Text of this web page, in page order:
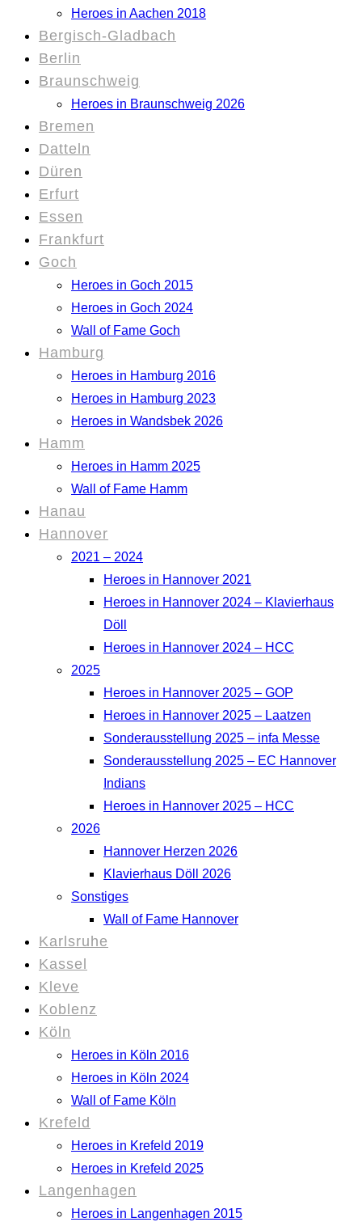
Heroes in Aachen 2018
Bergisch-Gladbach
Berlin
Braunschweig
Heroes in Braunschweig 2026
Bremen
Datteln
Düren
Erfurt
Essen
Frankfurt
Goch
Heroes in Goch 2015
Heroes in Goch 2024
Wall of Fame Goch
Hamburg
Heroes in Hamburg 2016
Heroes in Hamburg 2023
Heroes in Wandsbek 2026
Hamm
Heroes in Hamm 2025
Wall of Fame Hamm
Hanau
Hannover
2021 – 2024
Heroes in Hannover 2021
Heroes in Hannover 2024 – Klavierhaus
Döll
Heroes in Hannover 2024 – HCC
2025
Heroes in Hannover 2025 – GOP
Heroes in Hannover 2025 – Laatzen
Sonderausstellung 2025 – infa Messe
Sonderausstellung 2025 – EC Hannover
Indians
Heroes in Hannover 2025 – HCC
2026
Hannover Herzen 2026
Klavierhaus Döll 2026
Sonstiges
Wall of Fame Hannover
Karlsruhe
Kassel
Kleve
Koblenz
Köln
Heroes in Köln 2016
Heroes in Köln 2024
Wall of Fame Köln
Krefeld
Heroes in Krefeld 2019
Heroes in Krefeld 2025
Langenhagen
Heroes in Langenhagen 2015